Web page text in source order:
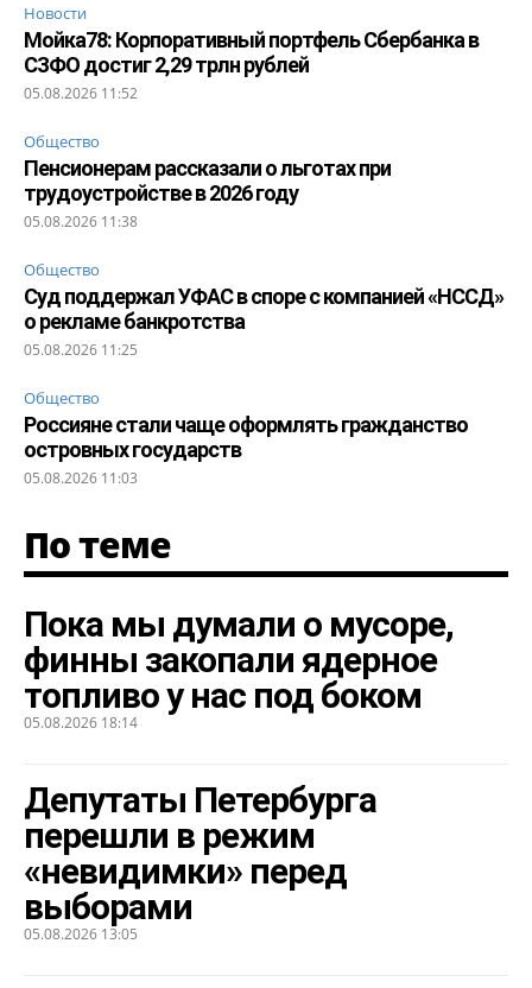
Новости
Мойка78: Корпоративный портфель Сбербанка в
СЗФО достиг 2,29 трлн рублей
05.08.2026 11:52
Общество
Пенсионерам рассказали о льготах при
трудоустройстве в 2026 году
05.08.2026 11:38
Общество
Суд поддержал УФАС в споре с компанией «НССД»
о рекламе банкротства
05.08.2026 11:25
Общество
Россияне стали чаще оформлять гражданство
островных государств
05.08.2026 11:03
По теме
Пока мы думали о мусоре,
финны закопали ядерное
топливо у нас под боком
05.08.2026 18:14
Депутаты Петербурга
перешли в режим
«невидимки» перед
выборами
05.08.2026 13:05